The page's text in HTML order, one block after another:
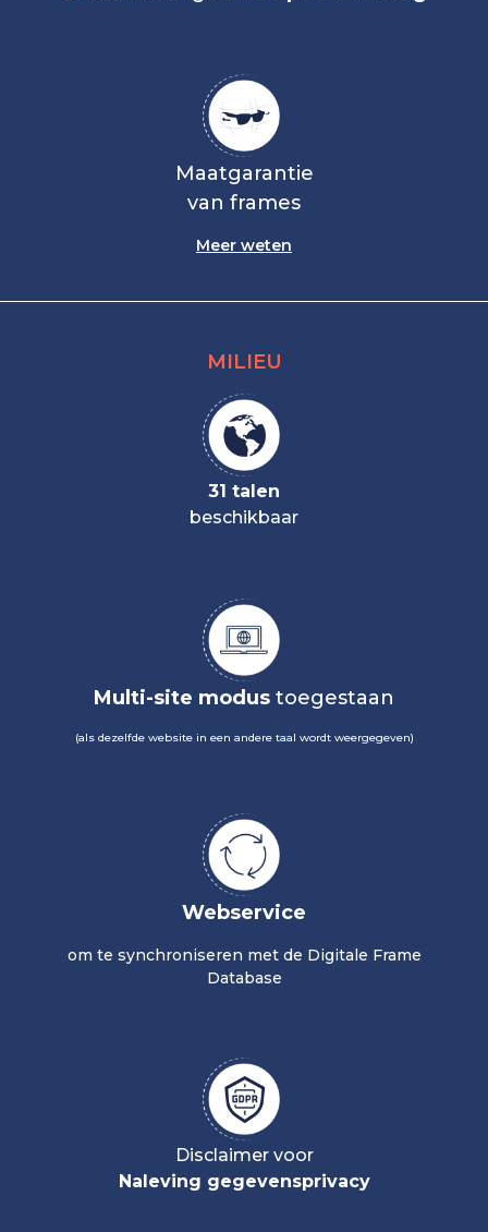
Maatgarantie
van frames
Meer weten
MILIEU
31 talen
beschikbaar
Multi-site modus toegestaan
(als dezelfde website in een andere taal wordt weergegeven)
Webservice
om te synchroniseren met de Digitale Frame
Database
Disclaimer voor
Naleving gegevensprivacy